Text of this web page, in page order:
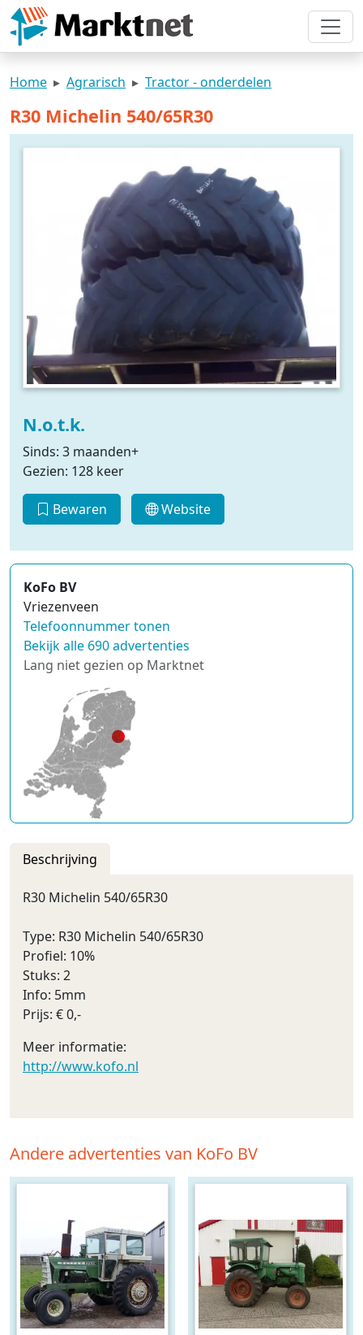
Home Agrarisch Tractor - onderdelen
R30 Michelin 540/65R30
N.o.t.k.
Sinds: 3 maanden+
Gezien: 128 keer
Bewaren Website
KoFo BV
Vriezenveen
Telefoonnummer tonen
Bekijk alle 690 advertenties
Lang niet gezien op Marktnet
Beschrijving
R30 Michelin 540/65R30
Type: R30 Michelin 540/65R30
Profiel: 10%
Stuks: 2
Info: 5mm
Prijs: € 0,-
Meer informatie:
http://www.kofo.nl
Andere advertenties van KoFo BV